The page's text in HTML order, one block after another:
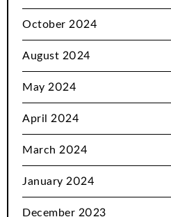
October 2024
August 2024
May 2024
April 2024
March 2024
January 2024
December 2023